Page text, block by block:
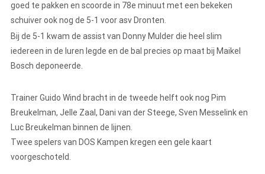
goed te pakken en scoorde in 78e minuut met een bekeken
schuiver ook nog de 5-1 voor asv Dronten.
Bij de 5-1 kwam de assist van Donny Mulder die heel slim
iedereen in de luren legde en de bal precies op maat bij Maikel
Bosch deponeerde.
Trainer Guido Wind bracht in de tweede helft ook nog Pim
Breukelman, Jelle Zaal, Dani van der Steege, Sven Messelink en
Luc Breukelman binnen de lijnen.
Twee spelers van DOS Kampen kregen een gele kaart
voorgeschoteld.